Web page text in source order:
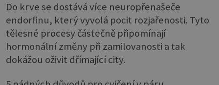
Do krve se dostává více neuropřenašeče
endorfinu, který vyvolá pocit rozjařenosti. Tyto
tělesné procesy částečně připomínají
hormonální změny při zamilovanosti a tak
dokážou oživit dřímající city.